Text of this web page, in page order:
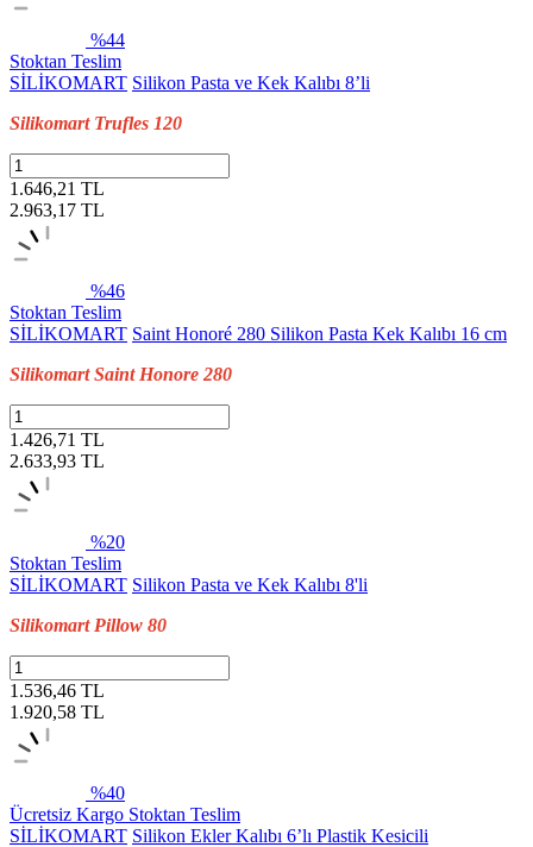
%44
Stoktan Teslim
SİLİKOMART Silikon Pasta ve Kek Kalıbı 8’li
Silikomart Trufles 120
1.646,21 TL
2.963,17 TL
%46
Stoktan Teslim
SİLİKOMART Saint Honoré 280 Silikon Pasta Kek Kalıbı 16 cm
Silikomart Saint Honore 280
1.426,71 TL
2.633,93 TL
%20
Stoktan Teslim
SİLİKOMART Silikon Pasta ve Kek Kalıbı 8'li
Silikomart Pillow 80
1.536,46 TL
1.920,58 TL
%40
Ücretsiz Kargo Stoktan Teslim
SİLİKOMART Silikon Ekler Kalıbı 6’lı Plastik Kesicili